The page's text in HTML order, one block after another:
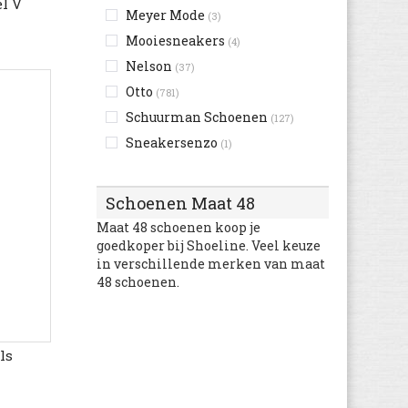
Merrell(21)
Mizuno(1)
Munich(3)
Mustang
Nike(4)
Pikolinos(7)
Puma (28)
Redskins(4)
Reef(4)
Rieker(10)
Meyer Mode (3)
Mooiesneakers (4)
Nelson (37)
Otto (781)
Schuurman Schoenen (127)
Sneakersenzo (1)
Van den Assem (10)
Schoenen Maat 48
Maat 48 schoenen koop je
goedkoper bij Shoeline. Veel keuze
in verschillende merken van maat
48 schoenen.
V